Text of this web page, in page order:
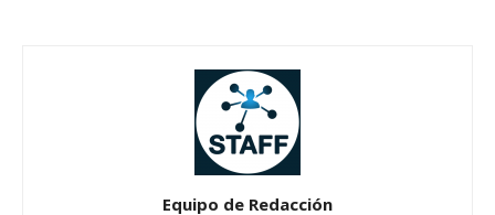
Equipo de Redacción